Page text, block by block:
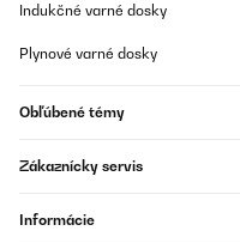
Indukčné varné dosky
Plynové varné dosky
Obľúbené témy
Zákaznícky servis
Informácie